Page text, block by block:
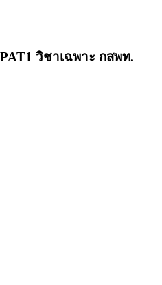
วิชาเฉพาะ กสพท.